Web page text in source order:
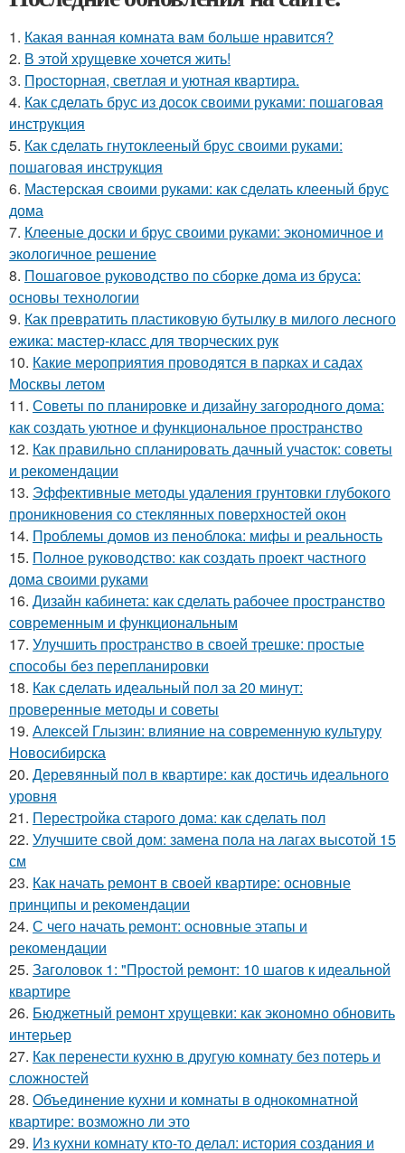
1. Какая ванная комната вам больше нравится?
2. В этой хрущевке хочется жить!
3. Просторная, светлая и уютная квартира.
4. Как сделать брус из досок своими руками: пошаговая
инструкция
5. Как сделать гнутоклееный брус своими руками:
пошаговая инструкция
6. Мастерская своими руками: как сделать клееный брус
дома
7. Клееные доски и брус своими руками: экономичное и
экологичное решение
8. Пошаговое руководство по сборке дома из бруса:
основы технологии
9. Как превратить пластиковую бутылку в милого лесного
ежика: мастер-класс для творческих рук
10. Какие мероприятия проводятся в парках и садах
Москвы летом
11. Советы по планировке и дизайну загородного дома:
как создать уютное и функциональное пространство
12. Как правильно спланировать дачный участок: советы
и рекомендации
13. Эффективные методы удаления грунтовки глубокого
проникновения со стеклянных поверхностей окон
14. Проблемы домов из пеноблока: мифы и реальность
15. Полное руководство: как создать проект частного
дома своими руками
16. Дизайн кабинета: как сделать рабочее пространство
современным и функциональным
17. Улучшить пространство в своей трешке: простые
способы без перепланировки
18. Как сделать идеальный пол за 20 минут:
проверенные методы и советы
19. Алексей Глызин: влияние на современную культуру
Новосибирска
20. Деревянный пол в квартире: как достичь идеального
уровня
21. Перестройка старого дома: как сделать пол
22. Улучшите свой дом: замена пола на лагах высотой 15
см
23. Как начать ремонт в своей квартире: основные
принципы и рекомендации
24. С чего начать ремонт: основные этапы и
рекомендации
25. Заголовок 1: "Простой ремонт: 10 шагов к идеальной
квартире
26. Бюджетный ремонт хрущевки: как экономно обновить
интерьер
27. Как перенести кухню в другую комнату без потерь и
сложностей
28. Объединение кухни и комнаты в однокомнатной
квартире: возможно ли это
29. Из кухни комнату кто-то делал: история создания и